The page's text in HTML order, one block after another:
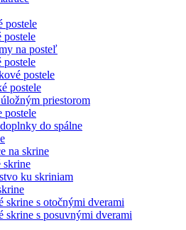
postele
postele
na posteľ
postele
postele
postele
priestorom
postele
do spálne
na skrine
skrine
ku skriniam
skrine s otočnými dverami
skrine s posuvnými dverami